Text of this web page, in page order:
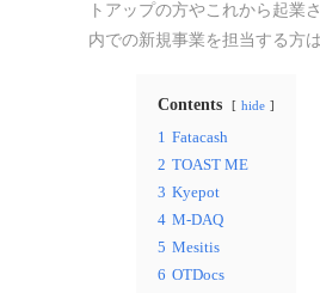
トアップの方やこれから起業
内での新規事業を担当する方
Contents hide
1 Fatacash
2 TOAST ME
3 Kyepot
4 M-DAQ
5 Mesitis
6 OTDocs